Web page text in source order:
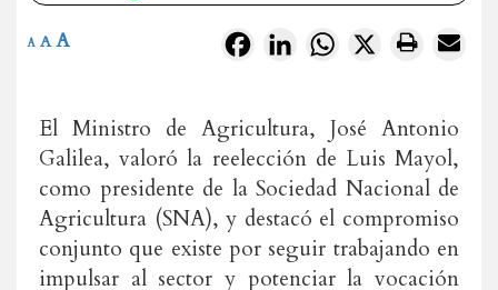
FacebookLinkedInWhatsApp
X
A A A
El Ministro de Agricultura, José Antonio
Galilea, valoró la reelección de Luis Mayol,
como presidente de la Sociedad Nacional de
Agricultura (SNA), y destacó el compromiso
conjunto que existe por seguir trabajando en
impulsar al sector y potenciar la vocación